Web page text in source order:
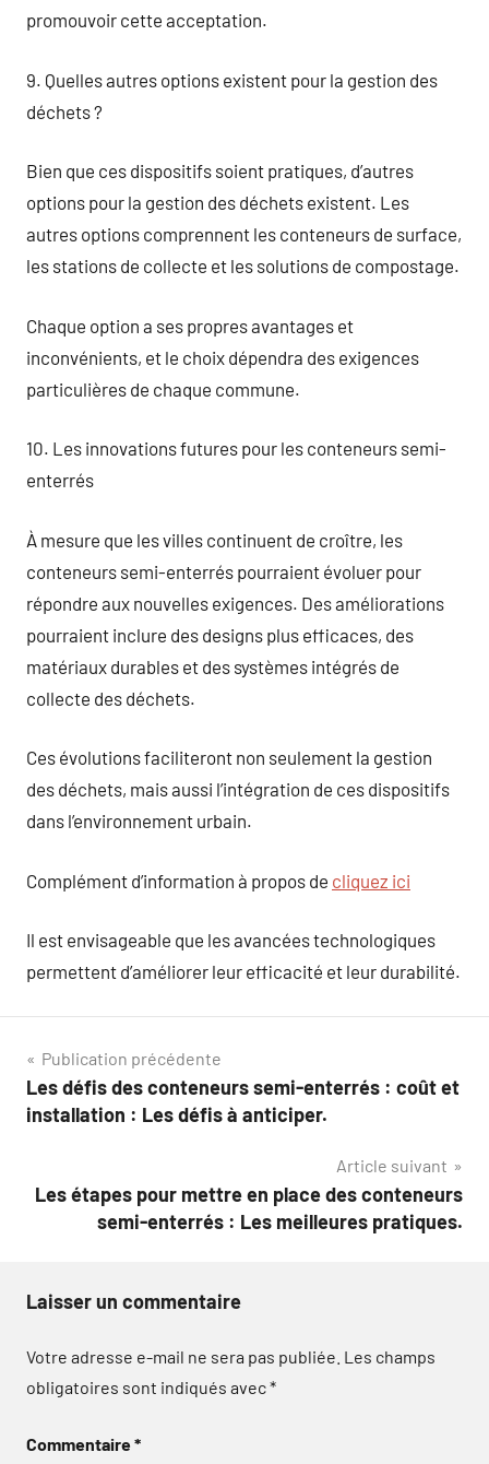
promouvoir cette acceptation.
9. Quelles autres options existent pour la gestion des
déchets ?
Bien que ces dispositifs soient pratiques, d’autres
options pour la gestion des déchets existent. Les
autres options comprennent les conteneurs de surface,
les stations de collecte et les solutions de compostage.
Chaque option a ses propres avantages et
inconvénients, et le choix dépendra des exigences
particulières de chaque commune.
10. Les innovations futures pour les conteneurs semi-
enterrés
À mesure que les villes continuent de croître, les
conteneurs semi-enterrés pourraient évoluer pour
répondre aux nouvelles exigences. Des améliorations
pourraient inclure des designs plus efficaces, des
matériaux durables et des systèmes intégrés de
collecte des déchets.
Ces évolutions faciliteront non seulement la gestion
des déchets, mais aussi l’intégration de ces dispositifs
dans l’environnement urbain.
Complément d’information à propos de cliquez ici
Il est envisageable que les avancées technologiques
permettent d’améliorer leur efficacité et leur durabilité.
Navigation
de
Publication précédente
Les défis des conteneurs semi-enterrés : coût et
installation : Les défis à anticiper.
Article suivant
Les étapes pour mettre en place des conteneurs
semi-enterrés : Les meilleures pratiques.
Laisser un commentaire
Votre adresse e-mail ne sera pas publiée. Les champs
obligatoires sont indiqués avec*
Commentaire*